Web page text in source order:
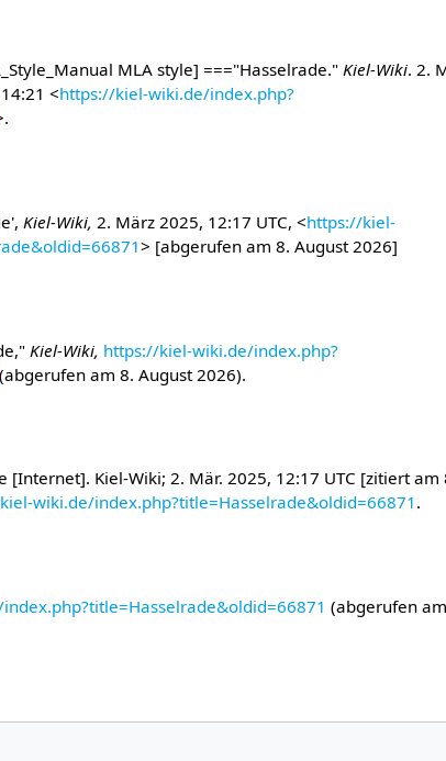
MLA style] ==="Hasselrade."Kiel-Wiki. 2.
<https://kiel-wiki.de/index.php?
Kiel-Wiki, 2. März 2025, 12:17 UTC, <https://kiel-
> [abgerufen am 8. August 2026]
Kiel-Wiki, https://kiel-wiki.de/index.php?
(abgerufen am 8. August 2026).
[Internet]. Kiel-Wiki; 2. Mär. 2025, 12:17 UTC [zitiert am
wiki.de/index.php?title=Hasselrade&oldid=66871 .
(abgerufen